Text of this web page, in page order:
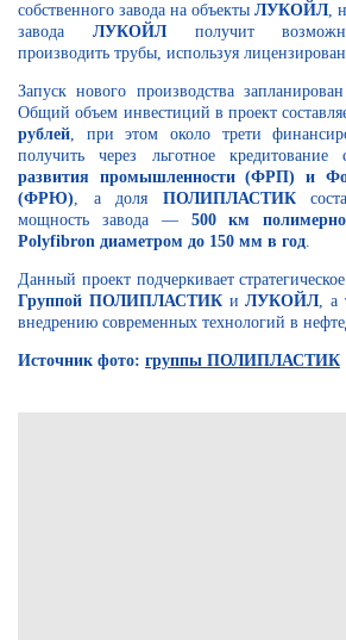
собственного завода на объекты ЛУКОЙЛ,
завода ЛУКОЙЛполучит
производить трубы, используя
Запуск нового производства
Общий объем инвестиций в проект
рублей , при этом около трети
получить через льготное
развития промышленности (ФРП) и
(ФРЮ) , а доля ПОЛИПЛАСТИК
мощность завода — 500 км
Polyfibron диаметром до 150 мм в год
Данный проект подчеркивает
Группой ПОЛИПЛАСТИКиЛУКОЙЛ, а
внедрению современных технологий в
Источник фото: группы ПОЛИПЛАСТИК